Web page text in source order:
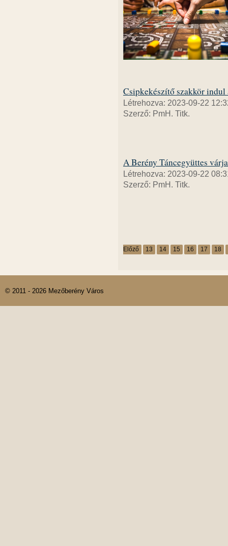
Csipkekészítő szakkör indul
Létrehozva: 2023-09-22
Szerző: PmH. Titk.
A Berény Táncegyüttes
Létrehozva: 2023-09-22
Szerző: PmH. Titk.
Előző 13 14 15 16 17 18
© 2011 - 2026 Mezőberény Város